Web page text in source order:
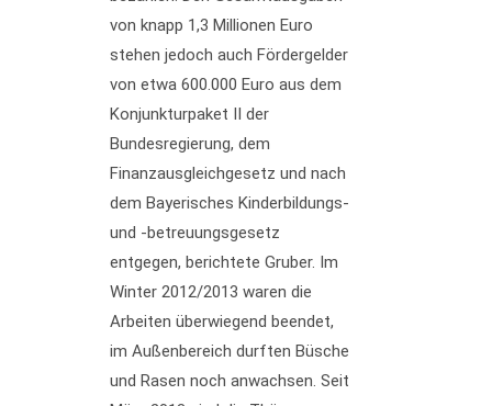
von knapp 1,3 Millionen Euro
stehen jedoch auch Fördergelder
von etwa 600.000 Euro aus dem
Konjunkturpaket II der
Bundesregierung, dem
Finanzausgleichgesetz und nach
dem Bayerisches Kinderbildungs-
und -betreuungsgesetz
entgegen, berichtete Gruber. Im
Winter 2012/2013 waren die
Arbeiten überwiegend beendet,
im Außenbereich durften Büsche
und Rasen noch anwachsen. Seit